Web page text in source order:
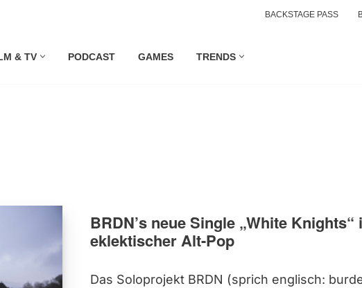
BACKSTAGE PASS
& TV PODCAST GAMES TRENDS
BRDN’s neue Single „White Knights“
eklektischer Alt-Pop
Das Soloprojekt BRDN (sprich englisch: